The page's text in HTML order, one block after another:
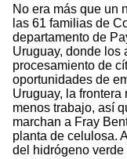
No era más que un
las 61 familias de
departamento de
Uruguay, donde los
procesamiento de
oportunidades de
Uruguay, la
menos trabajo, así
marchan a Fray
planta de celulosa.
del hidrógeno